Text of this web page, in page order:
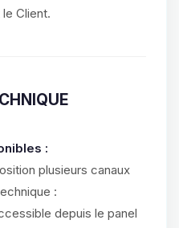
Client.
:
plusieurs canaux
:
depuis le panel